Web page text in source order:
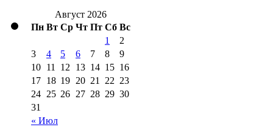
Август 2026
Пн Вт Ср Чт Пт Сб Вс
« Июл
1
2
3
4 5 6 7 8
9
10 11 12 13 14 15 16
17 18 19 20 21 22 23
24 25 26 27 28 29 30
31